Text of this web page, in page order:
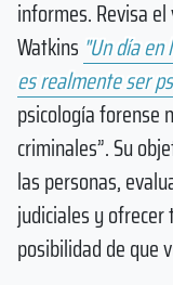
informes. Revisa
Watkins "Un día
es realmente ser
psicología forense
criminales”. Su
las personas,
judiciales y
posibilidad de que